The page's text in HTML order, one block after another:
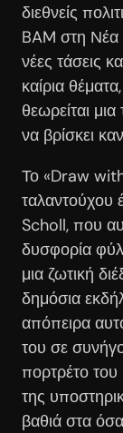
διεθνείς
BAM στη Νέα
νέες τάσεις
καίρια
θεωρείται μια
να βρίσκει
Το «Draw with
ταλαντούχου
Scholl, που
δυσφορία
μια ζωτική
δημόσια
απόπειρα
του σε
πορτρέτο
της
βαθιά στα